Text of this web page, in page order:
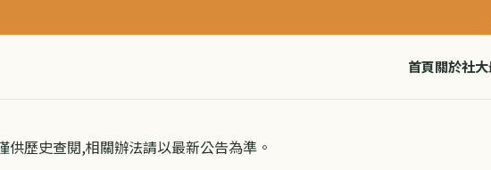
⚠️ 慎防詐騙!!! 樹林
首頁關於社大
歷史查閱,相關辦法請以最新公告為準。